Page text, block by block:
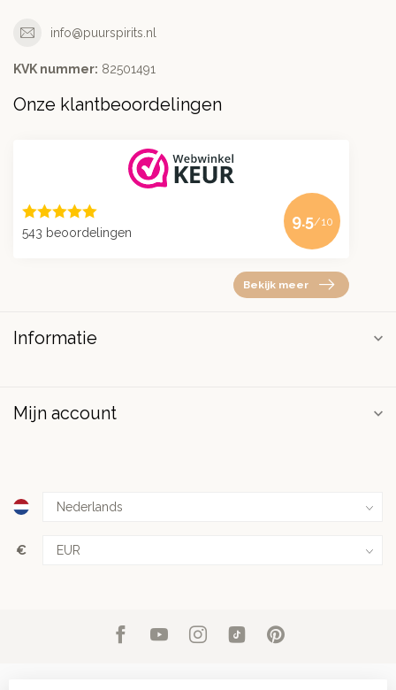
info@puurspirits.nl
KVK nummer: 82501491
Onze klantbeoordelingen
543 beoordelingen
9.5/10
Bekijk meer
Informatie
Mijn account
€